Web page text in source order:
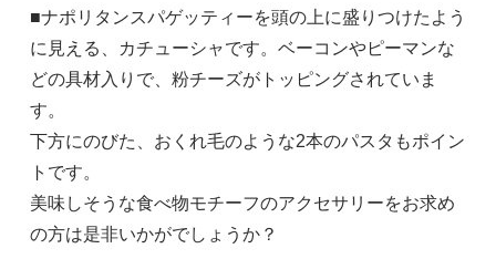
■ナポリタンスパゲッティーを頭の上に盛りつけたよう
に見える、カチューシャです。ベーコンやピーマンな
どの具材入りで、粉チーズがトッピングされていま
す。
下方にのびた、おくれ毛のような2本のパスタもポイン
トです。
美味しそうな食べ物モチーフのアクセサリーをお求め
の方は是非いかがでしょうか？